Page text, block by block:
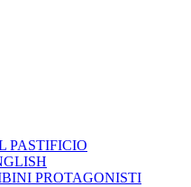
PASTIFICIO
PROTAGONISTI